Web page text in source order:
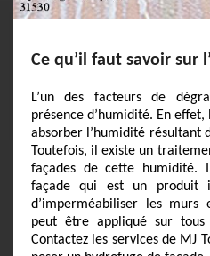
Ce qu’il faut savoir sur
L’un des facteurs de
présence d’humidité. En
absorber l’humidité résultant
Toutefois, il existe un
façades de cette humidité.
façade qui est un produit
d’imperméabiliser les murs
peut être appliqué sur
Contactez les services de MJ